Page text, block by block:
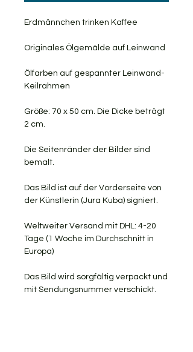
Erdmännchen trinken Kaffee
Originales Ölgemälde auf Leinwand
Ölfarben auf gespannter Leinwand-
Keilrahmen
Größe: 70 x 50 cm. Die Dicke beträgt
2 cm.
Die Seitenränder der Bilder sind
bemalt.
Das Bild ist auf der Vorderseite von
der Künstlerin (Jura Kuba) signiert.
Weltweiter Versand mit DHL: 4-20
Tage (1 Woche im Durchschnitt in
Europa)
Das Bild wird sorgfältig verpackt und
mit Sendungsnummer verschickt.